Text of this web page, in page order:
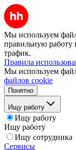
Мы используем
правильную работу
трафик.
Правила
Мы используем
файлов cookie
Понятно
Ищу работу
Ищу работу
Ищу работу
Ищу сотрудника
Сервисы